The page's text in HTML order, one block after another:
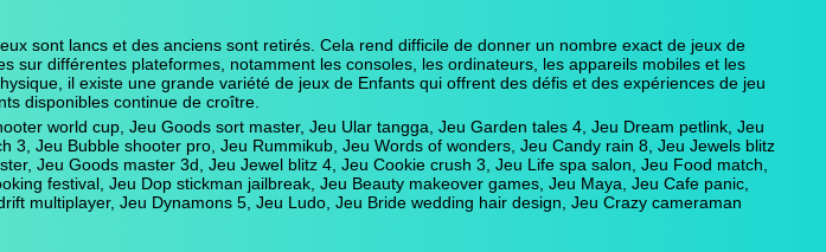
sont lancs et des anciens sont retirés. Cela rend difficile de donner un nombre exact de jeux de
sur différentes plateformes, notamment les consoles, les ordinateurs, les appareils mobiles et les
il existe une grande variété de jeux de Enfants qui offrent des défis et des expériences de jeu
disponibles continue de croître.
world cup, Jeu Goods sort master, Jeu Ular tangga, Jeu Garden tales 4, Jeu Dream petlink, Jeu
Jeu Bubble shooter pro, Jeu Rummikub, Jeu Words of wonders, Jeu Candy rain 8, Jeu Jewels blitz
Jeu Goods master 3d, Jeu Jewel blitz 4, Jeu Cookie crush 3, Jeu Life spa salon, Jeu Food match,
festival, Jeu Dop stickman jailbreak, Jeu Beauty makeover games, Jeu Maya, Jeu Cafe panic,
multiplayer, Jeu Dynamons 5, Jeu Ludo, Jeu Bride wedding hair design, Jeu Crazy cameraman